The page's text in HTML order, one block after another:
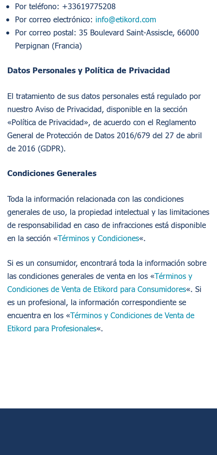
Acerca De Nosotros
Proyectos
FAQ
Por teléfono: +33619775208
Por correo electrónico: info@etikord.com
Por correo postal: 35 Boulevard Saint-Assiscle, 66000
Perpignan (Francia)
Datos Personales y Política de Privacidad
El tratamiento de sus datos personales está regulado por
nuestro Aviso de Privacidad, disponible en la sección
«Política de Privacidad», de acuerdo con el Reglamento
General de Protección de Datos 2016/679 del 27 de abril
de 2016 (GDPR).
Condiciones Generales
Toda la información relacionada con las condiciones
generales de uso, la propiedad intelectual y las limitaciones
de responsabilidad en caso de infracciones está disponible
en la sección «Términos y Condiciones«.
Si es un consumidor, encontrará toda la información sobre
las condiciones generales de venta en los «Términos y
Condiciones de Venta de Etikord para Consumidores«. Si
es un profesional, la información correspondiente se
encuentra en los «Términos y Condiciones de Venta de
Etikord para Profesionales«.